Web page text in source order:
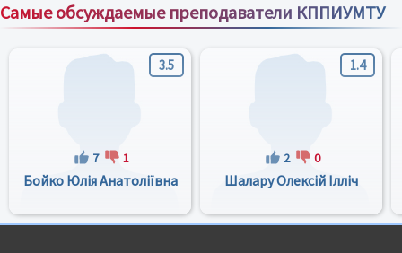
Самые обсуждаемые преподаватели КППИУМТУ
Все преподаватели
3.5
7 1
Бойко Юлія Анатоліївна
1.4
2 0
Шалару Олексій Ілліч